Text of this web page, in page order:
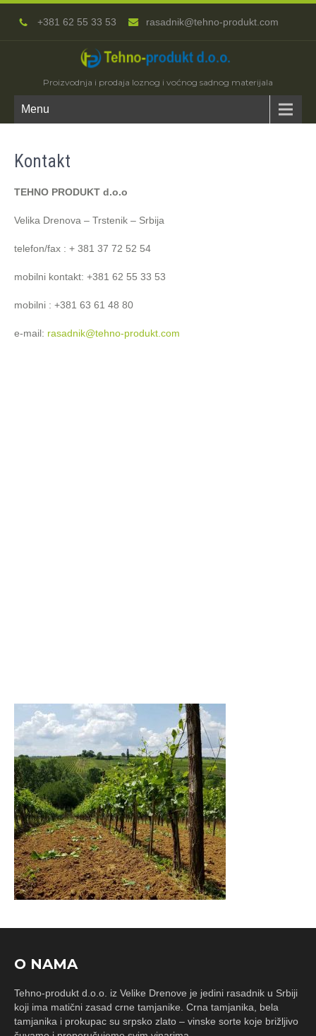
+381 62 55 33 53 rasadnik@tehno-produkt.com
Proizvodnja i prodaja loznog i voćnog sadnog materijala
Menu
Kontakt
TEHNO PRODUKT d.o.o
Velika Drenova – Trstenik – Srbija
telefon/fax : + 381 37 72 52 54
mobilni kontakt: +381 62 55 33 53
mobilni : +381 63 61 48 80
e-mail: rasadnik@tehno-produkt.com
O NAMA
Tehno-produkt d.o.o. iz Velike Drenove je jedini rasadnik u Srbiji
koji ima matični zasad crne tamjanike. Crna tamjanika, bela
tamjanika i prokupac su srpsko zlato – vinske sorte koje brižljivo